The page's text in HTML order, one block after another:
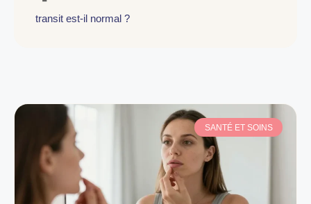
transit est-il normal ?
SANTÉ ET SOINS